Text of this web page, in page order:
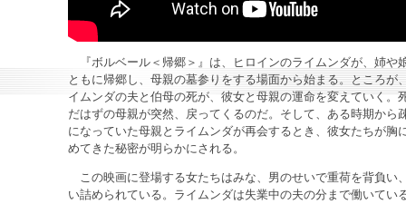
『ボルベール＜帰郷＞』は、ヒロインのライムンダが、姉や
ともに帰郷し、母親の墓参りをする場面から始まる。ところが
イムンダの夫と伯母の死が、彼女と母親の運命を変えていく。
だはずの母親が突然、戻ってくるのだ。そして、ある時期から
になっていた母親とライムンダが再会するとき、彼女たちが胸
めてきた秘密が明らかにされる。
この映画に登場する女たちはみな、男のせいで重荷を背負い
い詰められている。ライムンダは失業中の夫の分まで働いてい